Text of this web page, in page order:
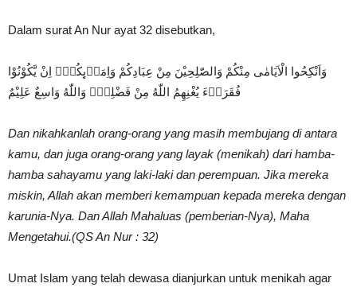
Dalam surat An Nur ayat 32 disebutkan,
وَاَنْكِحُوا الْاَيَامٰى مِنْكُمْ وَالصّٰلِحِيْنَ مِنْ عِبَادِكُمْ وَاِمَاۤىِٕكُمْۗ اِنْ يَّكُوْنُوْا
فُقَرَاۤءَ يُغْنِهِمُ اللّٰهُ مِنْ فَضْلِهٖۗ وَاللّٰهُ وَاسِعٌ عَلِيْمٌ
Dan nikahkanlah orang-orang yang masih membujang di antara
kamu, dan juga orang-orang yang layak (menikah) dari hamba-
hamba sahayamu yang laki-laki dan perempuan. Jika mereka
miskin, Allah akan memberi kemampuan kepada mereka dengan
karunia-Nya. Dan Allah Mahaluas (pemberian-Nya), Maha
Mengetahui.(QS An Nur : 32)
Umat Islam yang telah dewasa dianjurkan untuk menikah agar